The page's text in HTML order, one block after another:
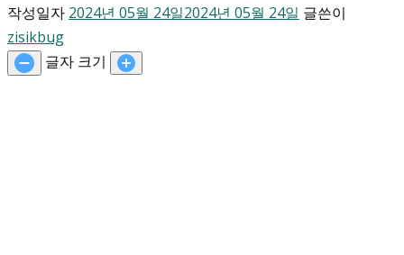
작성일자 2024년 05월 24일2024년 05월 24일 글쓴이
zisikbug
글자 크기